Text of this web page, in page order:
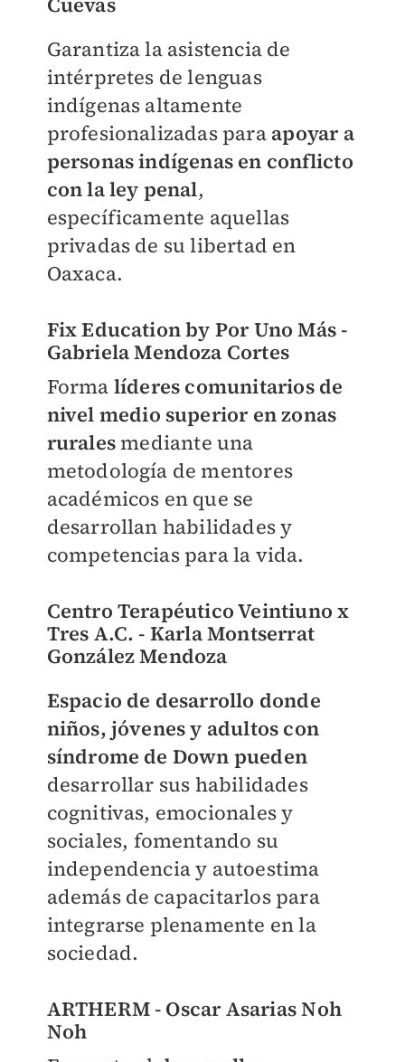
Garantiza la asistencia de
intérpretes de lenguas
indígenas altamente
profesionalizadas para apoyar a
personas indígenas en conflicto
con la ley penal,
específicamente aquellas
privadas de su libertad en
Oaxaca.
Fix Education by Por Uno Más -
Gabriela Mendoza Cortes
Forma líderes comunitarios de
nivel medio superior en zonas
ruralesmediante una
metodología de mentores
académicos en que se
desarrollan habilidades y
competencias para la vida.
Centro Terapéutico Veintiuno x
Tres A.C. - Karla Montserrat
González Mendoza
Espacio de desarrollo donde
niños, jóvenes y adultos con
síndrome de Down pueden
desarrollar sus habilidades
cognitivas, emocionales y
sociales, fomentando su
independencia y autoestima
además de capacitarlos para
integrarse plenamente en la
sociedad.
ARTHERM - Oscar Asarias Noh
Noh